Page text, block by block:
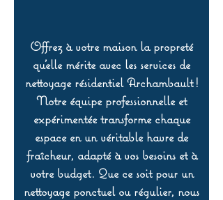
Offrez à votre maison la propreté
qu’elle mérite avec les services de
nettoyage résidentiel Archambault !
Notre équipe professionnelle et
expérimentée transforme chaque
espace en un véritable havre de
fraîcheur, adapté à vos besoins et à
votre budget. Que ce soit pour un
nettoyage ponctuel ou régulier, nous